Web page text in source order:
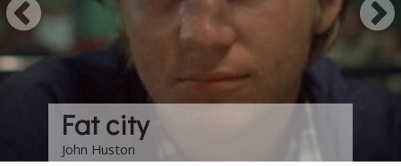
Les choses de la vie
Claude Sautet